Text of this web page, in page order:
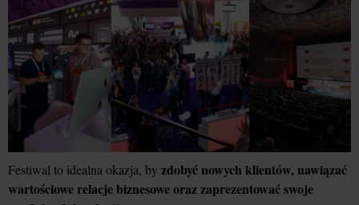
Festiwal to idealna okazja, by zdobyć nowych klientów, nawiązać
wartościowe relacje biznesowe oraz zaprezentować swoje